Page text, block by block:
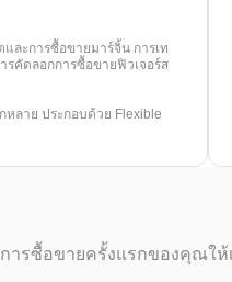
ละการซื้อขายมาร์จิ้น การเท
รคัดลอกการซื้อขายฟิวเจอร์ส
ลาย ประกอบด้วย Flexible
ารซื้อขายครั้งแรกของคุณใ